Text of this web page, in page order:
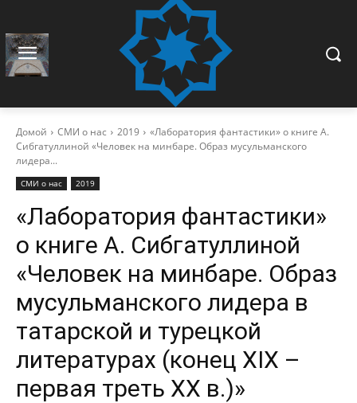
Домой СМИ о нас 2019
«Лаборатория фантастики» о книге А.
Сибгатуллиной «Человек на минбаре. Образ мусульманского
лидера...
СМИ о нас 2019
«Лаборатория фантастики»
о книге А. Сибгатуллиной
«Человек на минбаре. Образ
мусульманского лидера в
татарской и турецкой
литературах (конец ХIХ –
первая треть ХХ в.)»